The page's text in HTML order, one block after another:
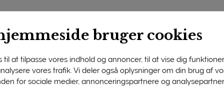
bruger cookies
til at tilpasse vores indhold og annoncer, til at vise dig
vores trafik. Vi deler også oplysninger om din brug af
for sociale medier, annonceringspartnere og
ostevaner
traditionelle ostemad og bruger i stedet
de klassiske danske ostetyper frem.